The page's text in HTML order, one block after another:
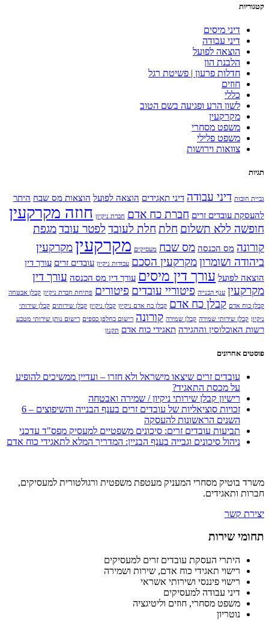
קטגוריות
דיני מיסים
דיני עבודה
הוצאה לפועל
הלבנת הון
חדלות פרעון | פשיטת רגל
חוזים
כללי
לשון הרע ופגיעה בשם הטוב
מקרקעין
משפט מסחרי
משפט פלילי
צוואות וירושות
תגיות
גביית חובות דיני עבודה דיני תאגידים הוצאה לפועל הוצאות מס שבח היתר
להעסקת עובדים זרים חברת כח אדם חברת ניקיון חוזה מקרקעין
חופשה ללא תשלום חלת חלת לעובד לפטר עובדמגפת
קורונה מס הכנסה מס שבח מעסיקים מקרקעין מקרקעין
ביהודה ושומרוןמקרקעין הסכם עבודות ניקיון עובדים זרים עורך דין
הוצאה לפועל עורך דין מיסים עורך דין מס הכנסה עורך דין
מקרקעין ענף הבנייה פיטוריי עובדים פיטורים פתיחת חברת ניקיון קבלן אבטחה
קבלן כוח אדם קבלן כח אדם קבלן כח אדם ניקיון קבלן ניקיון קבלן שירותים קבלן שירותי
ניקיון קבלן שירותי שמירה קבלן שמירה קורונה רישום כחלפן כספים רישום נותן שירותי מטבע
רשות האוכלוסין וההגירה תאגידי כוח אדם תקנון
פוסטים אחרונים
עובדים זרים שיצאו מישראל ולא חזרו – ועדיין ממשיכים להופיע
על מכסת התאגיד?
רישיון קבלן שירותי ניקיון / שמירה ואבטחה
זכויות סוציאליות של עובדים זרים בענף הבנייה והשיפוצים – 6
השנים הראשונות להעסקה
תביעות עובדים זרים: סיכונים משפטיים למעסיק מפס"ד עדכני
ניהול סיכונים וגבייה בענף הבניין: המדריך המלא לתאגידי כוח אדם
משרד בוטיק מסחרי המעניק מעטפת משפטית ורגולטורית למעסיקים,
חברות ותאגידים.
יצירת קשר
תחומי שירות
היתרי העסקת עובדים זרים למעסיקים
רישוי תאגידי כוח אדם, שירות ושמירה
רישוי פיננסי ושירותי אשראי
דיני עבודה למעסיקים
משפט מסחרי, חוזים וליטיגציה
נוטריון